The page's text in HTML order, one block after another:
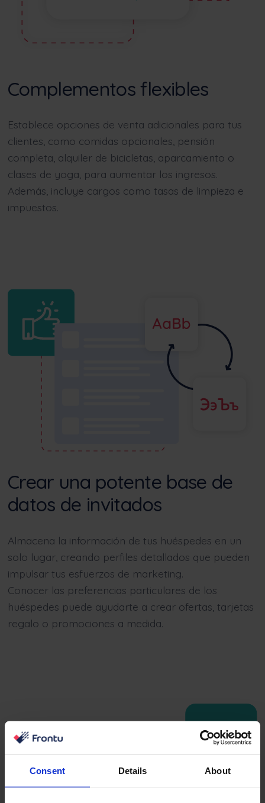
Consent Details About
Complementos flexibles
Establece opciones de venta adicionales para tus
clientes, como comidas opcionales, pensión
completa, alquiler de bicicletas, aparcamiento o
clases de yoga, para aumentar los ingresos.
Además, incluye cargos como tasas de limpieza e
impuestos.
Crear una potente base de
datos de invitados
Almacena la información de tus huéspedes en un
solo lugar, creando perfiles detallados que pueden
impulsar tus esfuerzos de marketing.
Conocer las preferencias particulares de los
huéspedes puede ayudarte a crear ofertas, tarjetas
regalo o promociones a medida.